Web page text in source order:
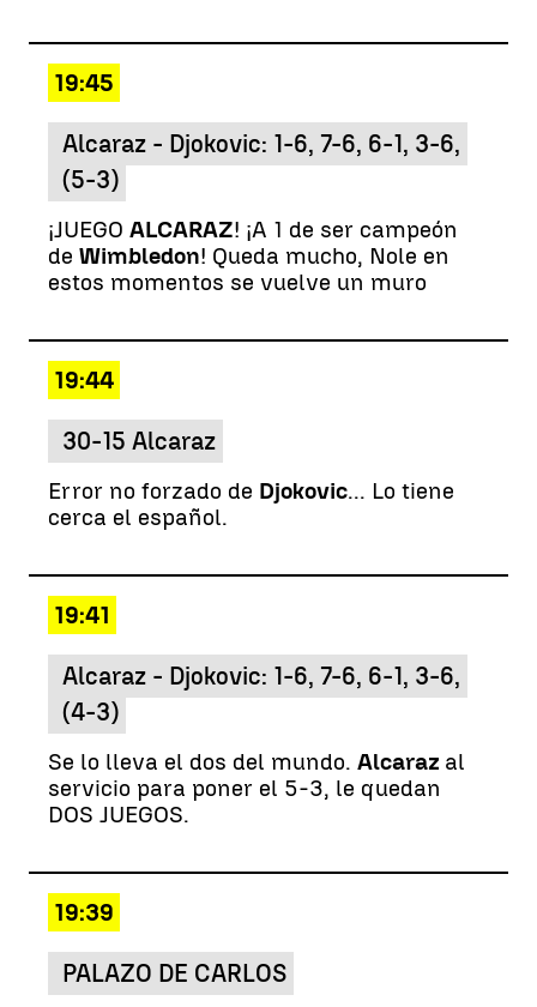
19:45
Alcaraz - Djokovic: 1-6, 7-6, 6-1, 3-6,
(5-3)
¡JUEGO ALCARAZ! ¡A 1 de ser campeón
de Wimbledon! Queda mucho, Nole en
estos momentos se vuelve un muro
19:44
30-15 Alcaraz
Error no forzado de Djokovic... Lo tiene
cerca el español.
19:41
Alcaraz - Djokovic: 1-6, 7-6, 6-1, 3-6,
(4-3)
Se lo lleva el dos del mundo. Alcaraz al
servicio para poner el 5-3, le quedan
DOS JUEGOS.
19:39
PALAZO DE CARLOS